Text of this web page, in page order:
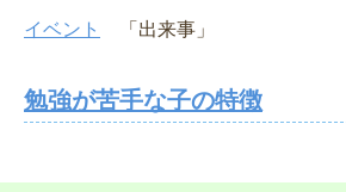
イベント 「出来事」
勉強が苦手な子の特徴